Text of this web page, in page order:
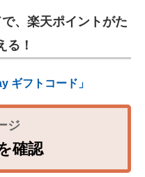
、楽天ポイントがた
る！
ギフトコード」
確認